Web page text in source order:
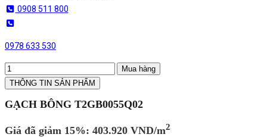
0908 511 800
0978 633 530
Mua hàng
THÔNG TIN SẢN PHẨM
GẠCH BÔNG T2GB0055Q02
Giá đã giảm 15%: 403.920 VND/m2